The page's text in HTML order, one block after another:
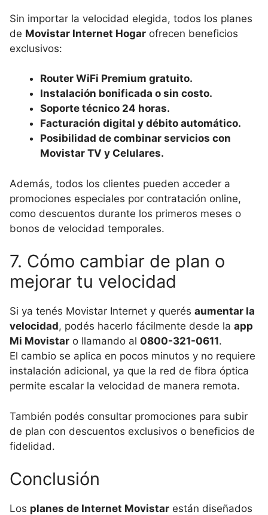
Sin importar la velocidad elegida, todos los planes
de Movistar Internet Hogar ofrecen beneficios
exclusivos:
Router WiFi Premium gratuito.
Instalación bonificada o sin costo.
Soporte técnico 24 horas.
Facturación digital y débito automático.
Posibilidad de combinar servicios con
Movistar TV y Celulares.
Además, todos los clientes pueden acceder a
promociones especiales por contratación online,
como descuentos durante los primeros meses o
bonos de velocidad temporales.
7. Cómo cambiar de plan o
mejorar tu velocidad
Si ya tenés Movistar Internet y querés aumentar la
velocidad, podés hacerlo fácilmente desde la app
Mi Movistar o llamando al 0800-321-0611.
El cambio se aplica en pocos minutos y no requiere
instalación adicional, ya que la red de fibra óptica
permite escalar la velocidad de manera remota.
También podés consultar promociones para subir
de plan con descuentos exclusivos o beneficios de
fidelidad.
Conclusión
Los planes de Internet Movistar están diseñados